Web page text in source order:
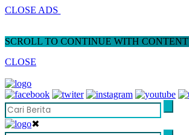
CLOSE ADS
SCROLL TO CONTINUE WITH CONTENT
CLOSE
✖